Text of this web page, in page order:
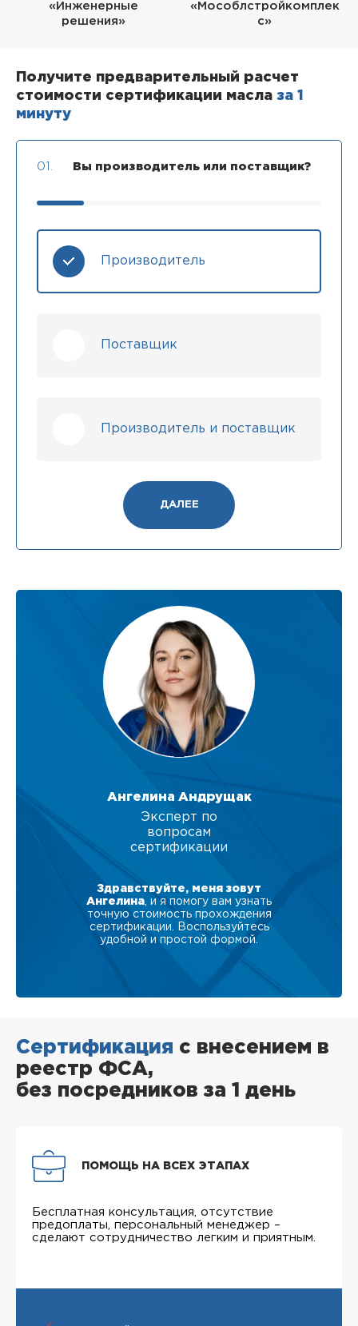
«Инженерные
решения»
«Мособлстройкомплек
с»
Получите предварительный расчет
стоимости сертификации масла за 1
минуту
01. Вы производитель или поставщик?
Производитель
Поставщик
Производитель и поставщик
ДАЛЕЕ
Ангелина Андрущак
Эксперт по
вопросам
сертификации
Здравствуйте, меня зовут
Ангелина , и я помогу вам узнать
точную стоимость прохождения
сертификации. Воспользуйтесь
удобной и простой формой.
Сертификация с внесением в
реестр ФСА,
без посредников за 1 день
ПОМОЩЬ НА ВСЕХ ЭТАПАХ
Бесплатная консультация, отсутствие
предоплаты, персональный менеджер –
сделают сотрудничество легким и приятным.